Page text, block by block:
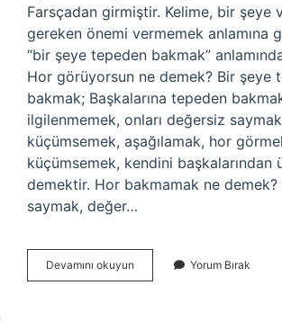
Farsçadan girmiştir. Kelime, bir şeye
gereken önemi vermemek anlamına
“bir şeye tepeden bakmak”
Hor görüyorsun ne demek? Bir şeye
bakmak; Başkalarına tepeden
ilgilenmemek, onları değersiz
küçümsemek, aşağılamak, hor
küçümsemek, kendini başkalarından
demektir. Hor bakmamak ne demek?
saymak, değer…
Devamını okuyun
Gözle
Yorum Bırak